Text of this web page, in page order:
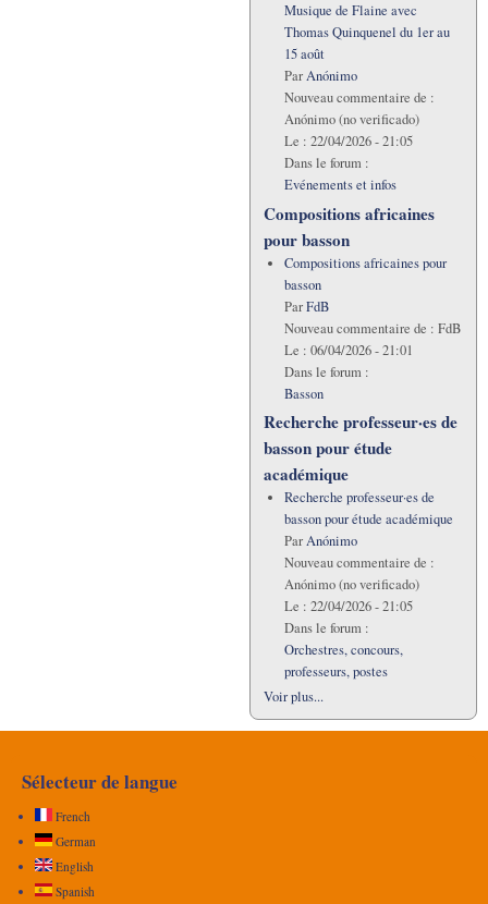
Musique de Flaine avec
Thomas Quinquenel du 1er au
15 août
ParAnónimo
Nouveau commentaire de :
Anónimo (no verificado)
Le : 22/04/2026 - 21:05
Dans le forum :
Evénements et infos
Compositions africaines
pour basson
Compositions africaines pour
basson
ParFdB
Nouveau commentaire de : FdB
Le : 06/04/2026 - 21:01
Dans le forum :
Basson
Recherche professeur·es de
basson pour étude
académique
Recherche professeur·es de
basson pour étude académique
ParAnónimo
Nouveau commentaire de :
Anónimo (no verificado)
Le : 22/04/2026 - 21:05
Dans le forum :
Orchestres, concours,
professeurs, postes
Voir plus...
Sélecteur de langue
French
German
English
Spanish